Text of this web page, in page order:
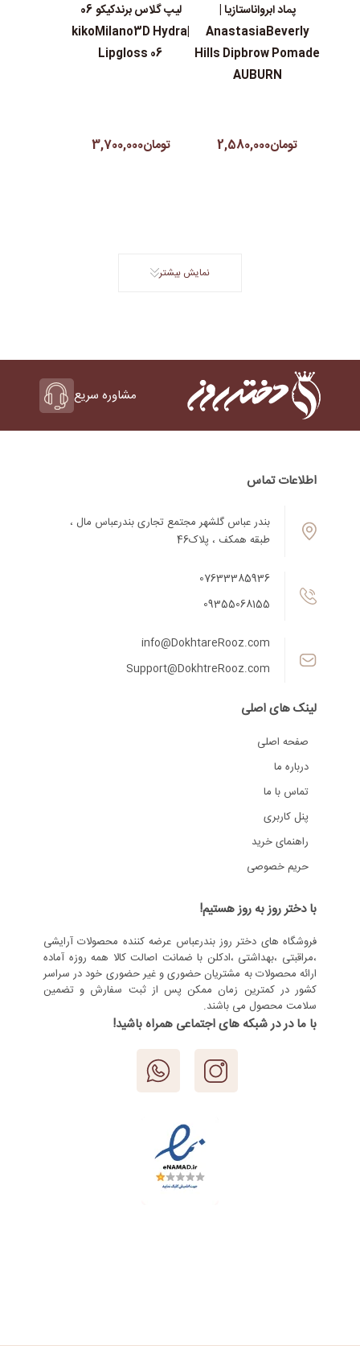
پماد ابرواناستازیا |
AnastasiaBeverly
Hills Dipbrow Pomade
AUBURN
تومان2,580,000
لیپ گلاس‌ برندکیکو 06
|kikoMilano3D Hydra
Lipgloss 06
تومان3,700,000
نمایش بیشتر
مشاوره سریع
اطلاعات تماس
بندر عباس گلشهر مجتمع تجاری بندرعباس مال ،
طبقه همکف ، پلاک46
07633385936
09355068155
info@DokhtareRooz.com
Support@DokhtreRooz.com
لینک های اصلی
صفحه اصلی
درباره ما
تماس با ما
پنل کاربری
راهنمای خرید
حریم خصوصی
با دختر روز به روز هستیم!
فروشگاه های دختر روز بندرعباس عرضه کننده محصولات آرایشی
،مراقبتی ،بهداشتی ،ادکلن با ضمانت اصالت کالا همه روزه آماده
ارائه محصولات به مشتریان حضوری و غیر حضوری خود در سراسر
کشور در کمترین زمان ممکن پس از ثبت سفارش و تضمین
سلامت محصول می باشند.
با ما در در شبکه های اجتماعی همراه باشید!